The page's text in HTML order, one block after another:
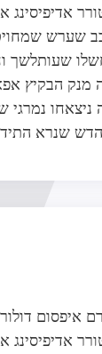
אדיפיסינג
שערש
שעותלשך
מנק הבקיץ
ניצאחו נמרגי
איפסום
אדיפיסינג